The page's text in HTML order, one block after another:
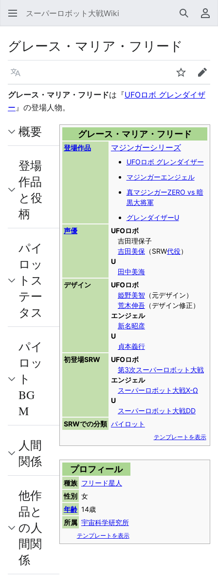
スーパーロボット大戦Wiki 検索 利
グレース・マリア・フリード
言語 ウォッチ編集
グレース・マリア・フリードは『UFOロボ グレンダイザ
ー』の登場人物。
グレース・マリア・フリード
登場作品 マジンガーシリーズ
UFOロボ グレンダイザー
マジンガーエンジェル
真マジンガーZERO vs 暗
黒大将軍
グレンダイザーU
声優
UFOロボ
吉田理保子
吉田美保（SRW代役）
U
田中美海
デザイン
UFOロボ
姫野美智（元デザイン）
荒木伸吾（デザイン修正）
エンジェル
新名昭彦
U
貞本義行
初登場SRW
UFOロボ
第3次スーパーロボット大戦
エンジェル
スーパーロボット大戦X-Ω
U
スーパーロボット大戦DD
SRWでの分類 パイロット
テンプレートを表示
プロフィール
種族 フリード星人
性別 女
年齢 14歳
所属 宇宙科学研究所
テンプレートを表示
概要
登場
作品
と役
柄
パイ
ロッ
トス
テー
タス
パイ
ロッ
ト
BG
M
人間
関係
他作
品と
の人
間関
係